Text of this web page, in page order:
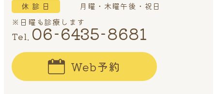
休 診 日
月曜・木曜午後・祝日
※日曜も診療します
Tel. 06-6435-8681
Web予約